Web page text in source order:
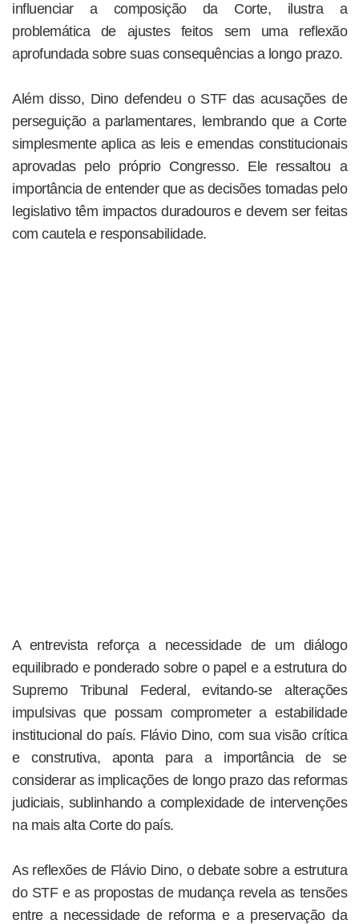
influenciar a composição da Corte, ilustra a
problemática de ajustes feitos sem uma reflexão
aprofundada sobre suas consequências a longo prazo.
Além disso, Dino defendeu o STF das acusações de
perseguição a parlamentares, lembrando que a Corte
simplesmente aplica as leis e emendas constitucionais
aprovadas pelo próprio Congresso. Ele ressaltou a
importância de entender que as decisões tomadas pelo
legislativo têm impactos duradouros e devem ser feitas
com cautela e responsabilidade.
A entrevista reforça a necessidade de um diálogo
equilibrado e ponderado sobre o papel e a estrutura do
Supremo Tribunal Federal, evitando-se alterações
impulsivas que possam comprometer a estabilidade
institucional do país. Flávio Dino, com sua visão crítica
e construtiva, aponta para a importância de se
considerar as implicações de longo prazo das reformas
judiciais, sublinhando a complexidade de intervenções
na mais alta Corte do país.
As reflexões de Flávio Dino, o debate sobre a estrutura
do STF e as propostas de mudança revela as tensões
entre a necessidade de reforma e a preservação da